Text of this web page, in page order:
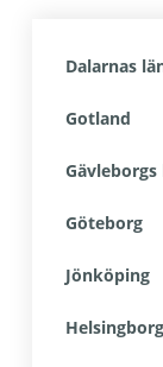
Dalarnas
Gotland
Gävleborgs
Göteborg
Jönköping
Helsingborg